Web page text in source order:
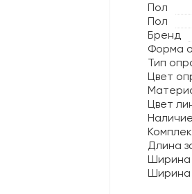
Пол
Пол
Бренд
Форма
Тип
Цвет
Цвет
Длина
Ширина
Ширина